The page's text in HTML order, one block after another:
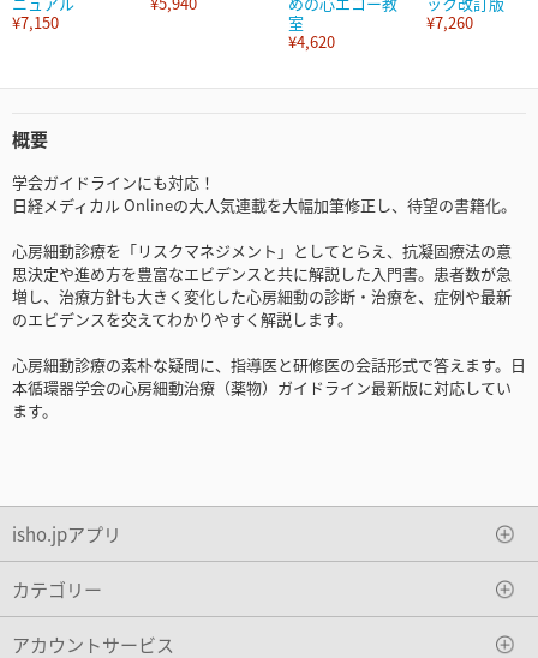
¥7,150
室
¥4,620
¥7,260
概要
学会ガイドラインにも対応！
日経メディカル Onlineの大人気連載を大幅加筆修正し、待望の書籍化。
心房細動診療を「リスクマネジメント」としてとらえ、抗凝固療法の意
思決定や進め方を豊富なエビデンスと共に解説した入門書。患者数が急
増し、治療方針も大きく変化した心房細動の診断・治療を、症例や最新
のエビデンスを交えてわかりやすく解説します。
心房細動診療の素朴な疑問に、指導医と研修医の会話形式で答えます。日
本循環器学会の心房細動治療（薬物）ガイドライン最新版に対応してい
ます。
isho.jpアプリ
カテゴリー
アカウントサービス